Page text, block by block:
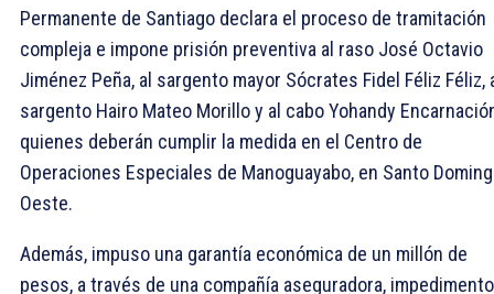
Permanente de Santiago declara el proceso de tramitación
compleja e impone prisión preventiva al raso José Octavio
Jiménez Peña, al sargento mayor Sócrates Fidel Féliz Féliz,
sargento Hairo Mateo Morillo y al cabo Yohandy
quienes deberán cumplir la medida en el Centro de
Operaciones Especiales de Manoguayabo, en Santo
Oeste.
Además, impuso una garantía económica de un millón de
pesos, a través de una compañía aseguradora,